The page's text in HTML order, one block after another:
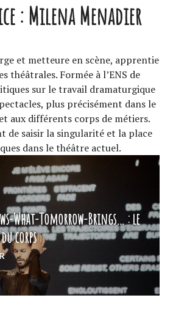
:Milena Menadier
et metteure en scène, apprentie
théâtrales. Formée à l’ENS de
sur le travail dramaturgique
plus précisément dans le
aux différents corps de métiers.
de saisir la singularité et la place
dans le théâtre actuel.
What-Tomorrow-Brings… : le
corps